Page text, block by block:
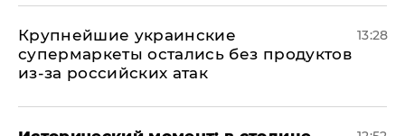
Крупнейшие украинские
супермаркеты остались без продуктов
из-за российских атак
13:28